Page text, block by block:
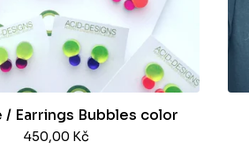
/ Earrings Bubbles color
450,00 Kč